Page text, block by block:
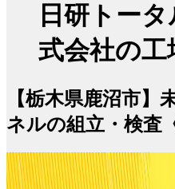
日研トー
式会社の工
【栃木県鹿沼市】
ネルの組立・検査